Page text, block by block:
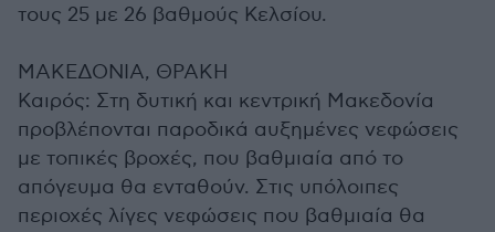
τους 25 με 26 βαθμούς Κελσίου.
ΜΑΚΕΔΟΝΙΑ, ΘΡΑΚΗ
Καιρός: Στη δυτική και κεντρική Μακεδονία
προβλέπονται παροδικά αυξημένες νεφώσεις
με τοπικές βροχές, που βαθμιαία από το
απόγευμα θα ενταθούν. Στις υπόλοιπες
περιοχές λίγες νεφώσεις που βαθμιαία θα